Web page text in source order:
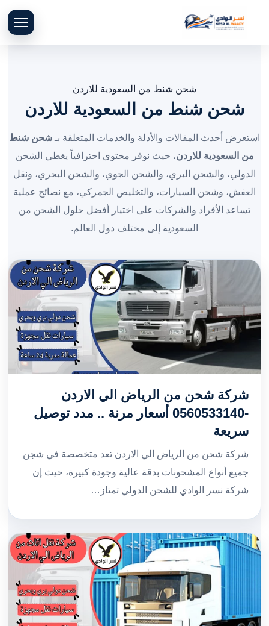
شحن شنط من السعودية للاردن
شحن شنط من السعودية للاردن
استعرض أحدث المقالات والأدلة والخدمات المتعلقة بـ شحن شنط
من السعودية للاردن، حيث نوفر محتوى احترافياً يغطي الشحن
الدولي، والشحن البري، والشحن الجوي، والشحن البحري، ونقل
العفش، وشحن السيارات، والتخليص الجمركي، مع نصائح عملية
تساعد الأفراد والشركات على اختيار أفضل حلول الشحن من
السعودية إلى مختلف دول العالم.
شركة شحن من الرياض الي الاردن
-0560533140 أسعار مرنة .. مدد توصيل
سريعة
شركة شحن من الرياض الي الاردن تعد متخصصة في شجن
جميع أنواع المشحونات بدقة عالية وجودة كبيرة، حيث إن
شركة نسر الوادي للشحن الدولي تمتاز…